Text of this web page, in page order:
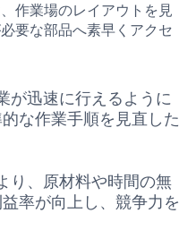
作業場のレイアウトを見
要な部品へ素早くアクセ
が迅速に行えるように
な作業手順を見直した
り、原材料や時間の無
率が向上し、競争力を